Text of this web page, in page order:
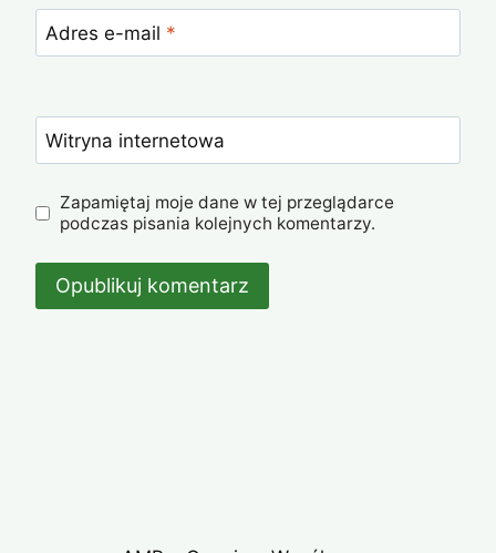
Adres e-mail *
Witryna internetowa
Zapamiętaj moje dane w tej przeglądarce
podczas pisania kolejnych komentarzy.